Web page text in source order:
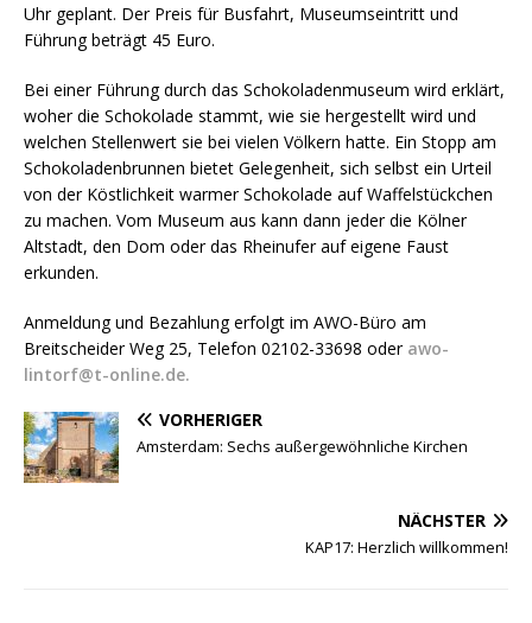
Uhr geplant. Der Preis für Busfahrt, Museumseintritt und
Führung beträgt 45 Euro.
Bei einer Führung durch das Schokoladenmuseum wird erklärt,
woher die Schokolade stammt, wie sie hergestellt wird und
welchen Stellenwert sie bei vielen Völkern hatte. Ein Stopp am
Schokoladenbrunnen bietet Gelegenheit, sich selbst ein Urteil
von der Köstlichkeit warmer Schokolade auf Waffelstückchen
zu machen. Vom Museum aus kann dann jeder die Kölner
Altstadt, den Dom oder das Rheinufer auf eigene Faust
erkunden.
Anmeldung und Bezahlung erfolgt im AWO-Büro am
Breitscheider Weg 25, Telefon 02102-33698 oder awo-
lintorf@t-online.de.
VORHERIGER
Amsterdam: Sechs außergewöhnliche Kirchen
NÄCHSTER
KAP17: Herzlich willkommen!